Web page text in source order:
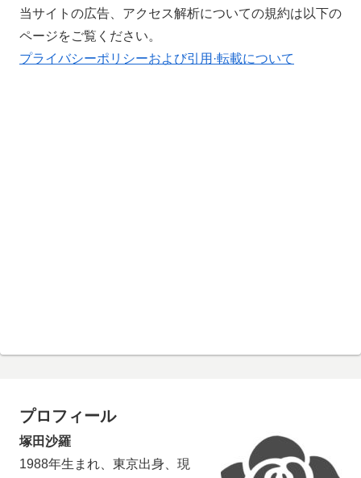
当サイトの広告、アクセス解析についての規約は以下の
ページをご覧ください。
プライバシーポリシーおよび引用·転載について
プロフィール
塚田沙羅
1988年生まれ、東京出身、現